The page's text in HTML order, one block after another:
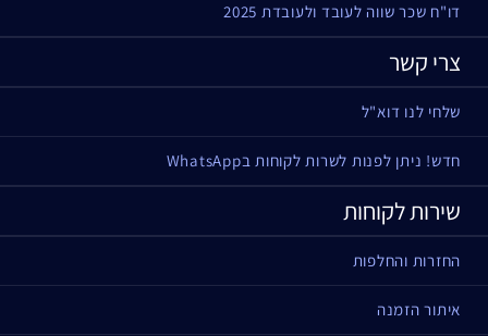
דו"ח שכר שווה לעובד ולעובדת 2025
צרי קשר
שלחי לנו דוא"ל
חדש! ניתן לפנות לשרות לקוחות בWhatsApp
שירות לקוחות
החזרות והחלפות
איתור הזמנה